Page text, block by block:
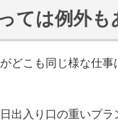
ては例外も
どこも同じ様な仕
出入り口の重いプ